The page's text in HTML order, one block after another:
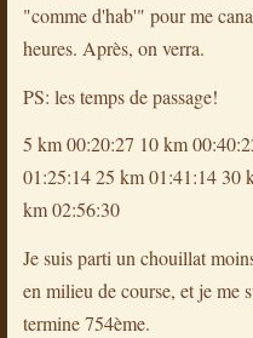
"comme d'hab'" pour me
heures. Après, on verra.
PS: les temps de passage!
5 km 00:20:27 10 km
01:25:14 25 km 01:41:14 30
km 02:56:30
Je suis parti un chouillat
en milieu de course, et je me
termine 754ème.